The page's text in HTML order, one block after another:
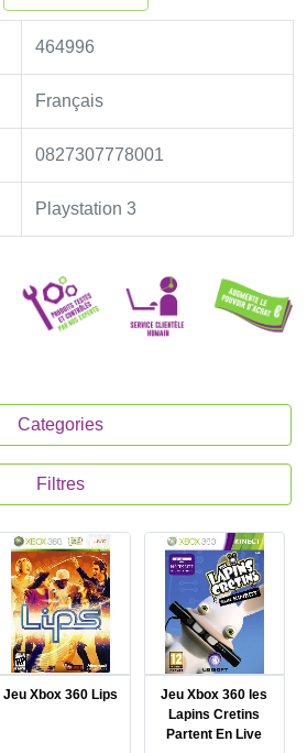
464996
Français
0827307778001
Playstation 3
Categories
Filtres
Jeu Xbox 360 Lips
Jeu Xbox 360 les
Lapins Cretins
Partent En Live